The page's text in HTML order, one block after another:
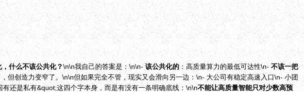
什么不该公共化？\n\n我自己的答案是：\n\n-该公共化的：高质量算力的最低可达性\n-不该一把
但创造力变窄了。\n\n但如果完全不管，现实又会滑向另一边：\n- 大公司有稳定高速入口\n- 小团
还是私有&quot;这四个字本身，而是有没有一条明确底线：\n\n不能让高质量智能只对少数高预